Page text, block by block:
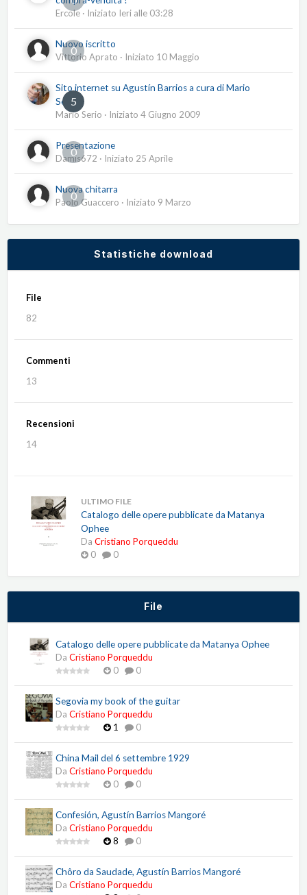
Ercole · Iniziato Ieri alle 03:28
0
Nuovo iscritto
Vittorio Aprato · Iniziato 10 Maggio
5
Sito internet su Agustín Barrios a cura di Mario
Serio
Mario Serio · Iniziato 4 Giugno 2009
0
Presentazione
Damis672 · Iniziato 25 Aprile
0
Nuova chitarra
Paolo Guaccero · Iniziato 9 Marzo
Statistiche download
File
82
Commenti
13
Recensioni
14
ULTIMO FILE
Catalogo delle opere pubblicate da Matanya
Ophee
Da Cristiano Porqueddu
0
0
File
Catalogo delle opere pubblicate da Matanya Ophee
Da Cristiano Porqueddu
0
0
Segovia my book of the guitar
Da Cristiano Porqueddu
1
0
China Mail del 6 settembre 1929
Da Cristiano Porqueddu
0
0
Confesión, Agustín Barrios Mangoré
Da Cristiano Porqueddu
8
0
Chôro da Saudade, Agustín Barrios Mangoré
Da Cristiano Porqueddu